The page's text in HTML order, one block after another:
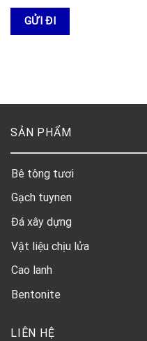
SẢN PHẨM
Bê tông tươi
Gạch tuynen
Đá xây dựng
Vật liệu chịu lửa
Cao lanh
Bentonite
LIÊN HỆ